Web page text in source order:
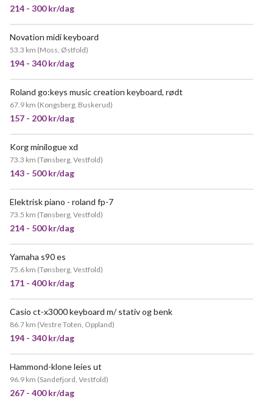
214 - 300 kr/dag
Novation midi keyboard
53.3 km (Moss, Østfold)
194 - 340 kr/dag
Roland go:keys music creation keyboard, rødt
67.9 km (Kongsberg, Buskerud)
157 - 200 kr/dag
Korg minilogue xd
73.3 km (Tønsberg, Vestfold)
143 - 500 kr/dag
Elektrisk piano - roland fp-7
73.5 km (Tønsberg, Vestfold)
214 - 500 kr/dag
Yamaha s90 es
75.6 km (Tønsberg, Vestfold)
171 - 400 kr/dag
Casio ct-x3000 keyboard m/ stativ og benk
86.7 km (Vestre Toten, Oppland)
194 - 340 kr/dag
Hammond-klone leies ut
96.9 km (Sandefjord, Vestfold)
267 - 400 kr/dag